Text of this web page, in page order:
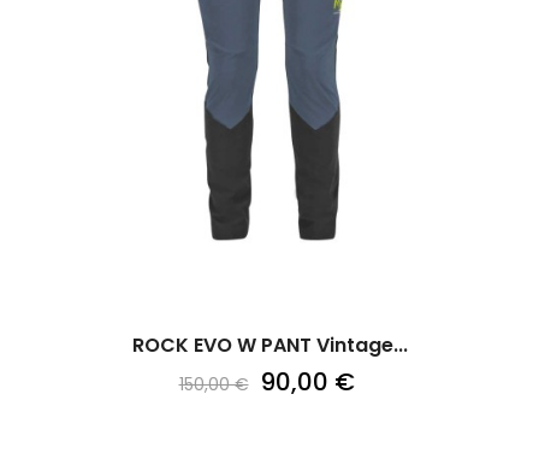
ROCK EVO W PANT Vintage...
150,00 € 90,00 €